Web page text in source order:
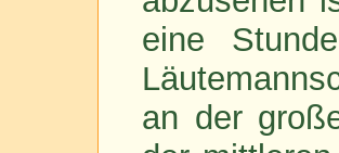
eine
an der